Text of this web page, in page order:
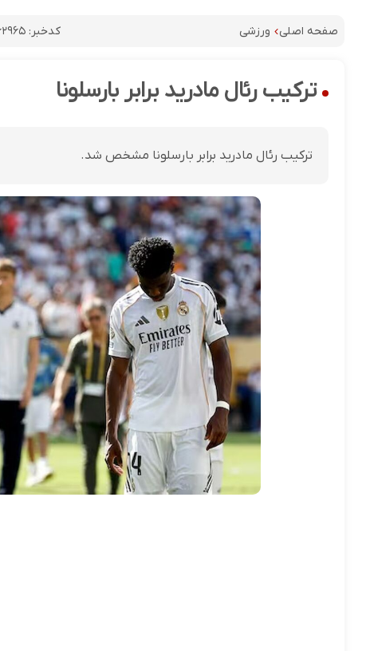
صفحه اصلی ورزشی کدخبر:
ترکیب رئال مادرید برابر بارسلونا
ترکیب رئال مادرید برابر بارسلونا مشخص شد.